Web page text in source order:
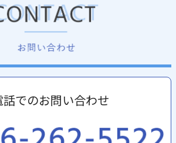
話でのお問い合わせ